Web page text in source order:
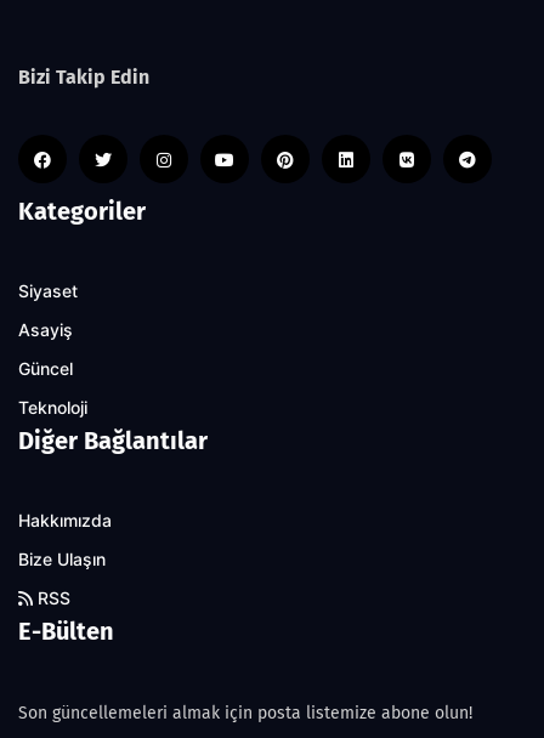
Bizi Takip Edin
Kategoriler
Siyaset
Asayiş
Güncel
Teknoloji
Diğer Bağlantılar
Hakkımızda
Bize Ulaşın
RSS
E-Bülten
Son güncellemeleri almak için posta listemize abone olun!